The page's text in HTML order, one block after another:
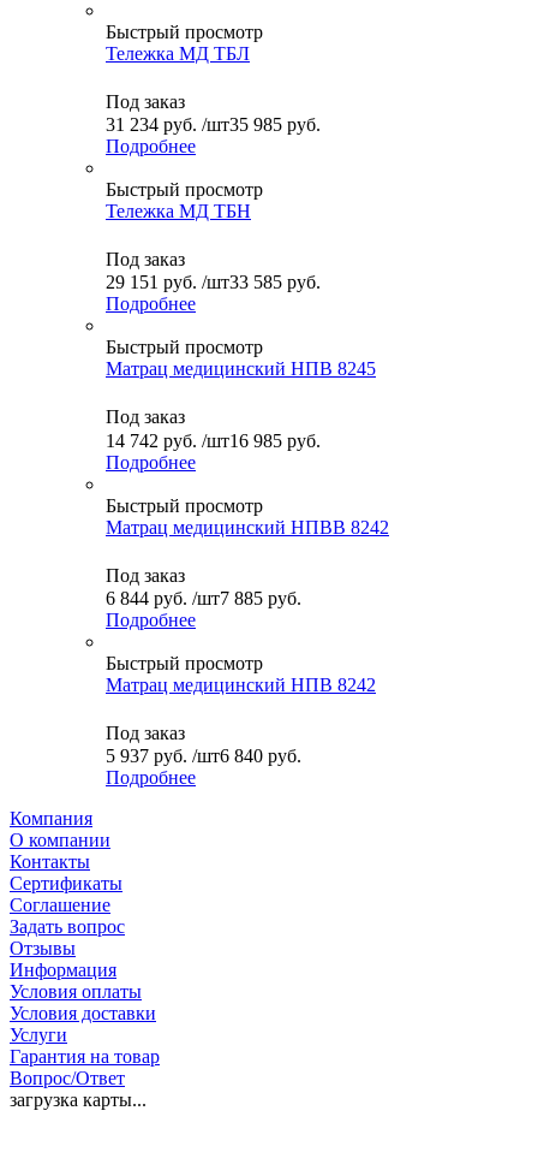
Быстрый просмотр
Тележка МД ТБЛ
Под заказ
31 234 руб. /шт35 985 руб.
Подробнее
Быстрый просмотр
Тележка МД ТБН
Под заказ
29 151 руб. /шт33 585 руб.
Подробнее
Быстрый просмотр
Матрац медицинский НПВ 8245
Под заказ
14 742 руб. /шт16 985 руб.
Подробнее
Быстрый просмотр
Матрац медицинский НПВВ 8242
Под заказ
6 844 руб. /шт7 885 руб.
Подробнее
Быстрый просмотр
Матрац медицинский НПВ 8242
Под заказ
5 937 руб. /шт6 840 руб.
Подробнее
Компания
О компании
Контакты
Сертификаты
Соглашение
Задать вопрос
Отзывы
Информация
Условия оплаты
Условия доставки
Услуги
Гарантия на товар
Вопрос/Ответ
загрузка карты...